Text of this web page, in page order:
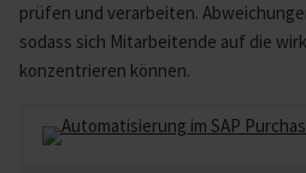
prüfen und verarbeiten.
sodass sich Mitarbeitende auf die
konzentrieren können.